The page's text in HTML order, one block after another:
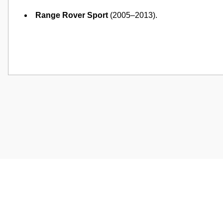
Range Rover Sport (2005–2013).
Görüş ve önerileriniz için teşekkür ederiz.